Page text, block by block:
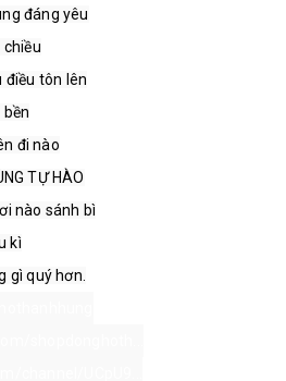
đáng yêu
điều tôn lên
đi nào
TỰ HÀO
nào sánh bì
kì
gì quý hơn.